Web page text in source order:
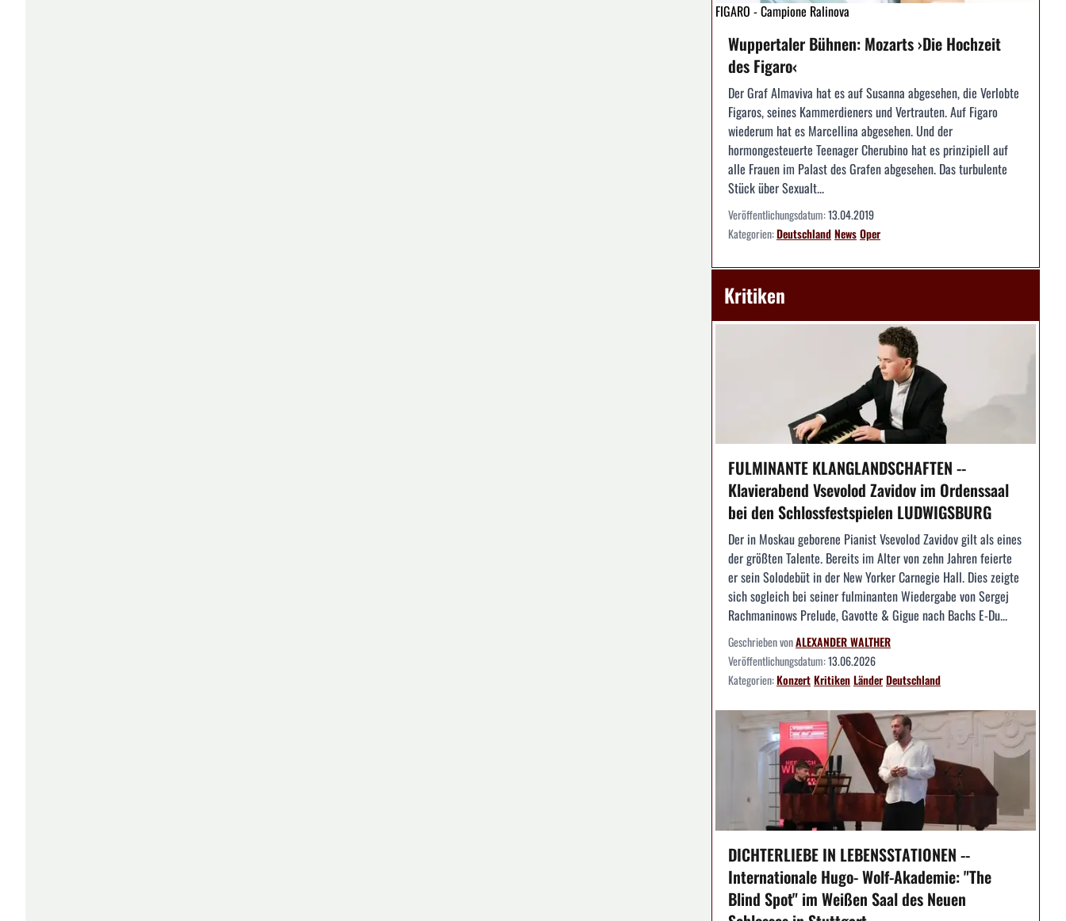
FIGARO - Campione Ralinova
Wuppertaler Bühnen: Mozarts ›Die Hochzeit
des Figaro‹
Der Graf Almaviva hat es auf Susanna abgesehen, die Verlobte
Figaros, seines Kammerdieners und Vertrauten. Auf Figaro
wiederum hat es Marcellina abgesehen. Und der
hormongesteuerte Teenager Cherubino hat es prinzipiell auf
alle Frauen im Palast des Grafen abgesehen. Das turbulente
Stück über Sexualt...
Veröffentlichungsdatum:13.04.2019
Kategorien:DeutschlandNewsOper
Kritiken
FULMINANTE KLANGLANDSCHAFTEN --
Klavierabend Vsevolod Zavidov im Ordenssaal
bei den Schlossfestspielen LUDWIGSBURG
Der in Moskau geborene Pianist Vsevolod Zavidov gilt als eines
der größten Talente. Bereits im Alter von zehn Jahren feierte
er sein Solodebüt in der New Yorker Carnegie Hall. Dies zeigte
sich sogleich bei seiner fulminanten Wiedergabe von Sergej
Rachmaninows Prelude, Gavotte & Gigue nach Bachs E-Du...
Geschrieben vonALEXANDER WALTHER
Veröffentlichungsdatum:13.06.2026
Kategorien:KonzertKritikenLänderDeutschland
DICHTERLIEBE IN LEBENSSTATIONEN --
Internationale Hugo- Wolf-Akademie: "The
Blind Spot" im Weißen Saal des Neuen